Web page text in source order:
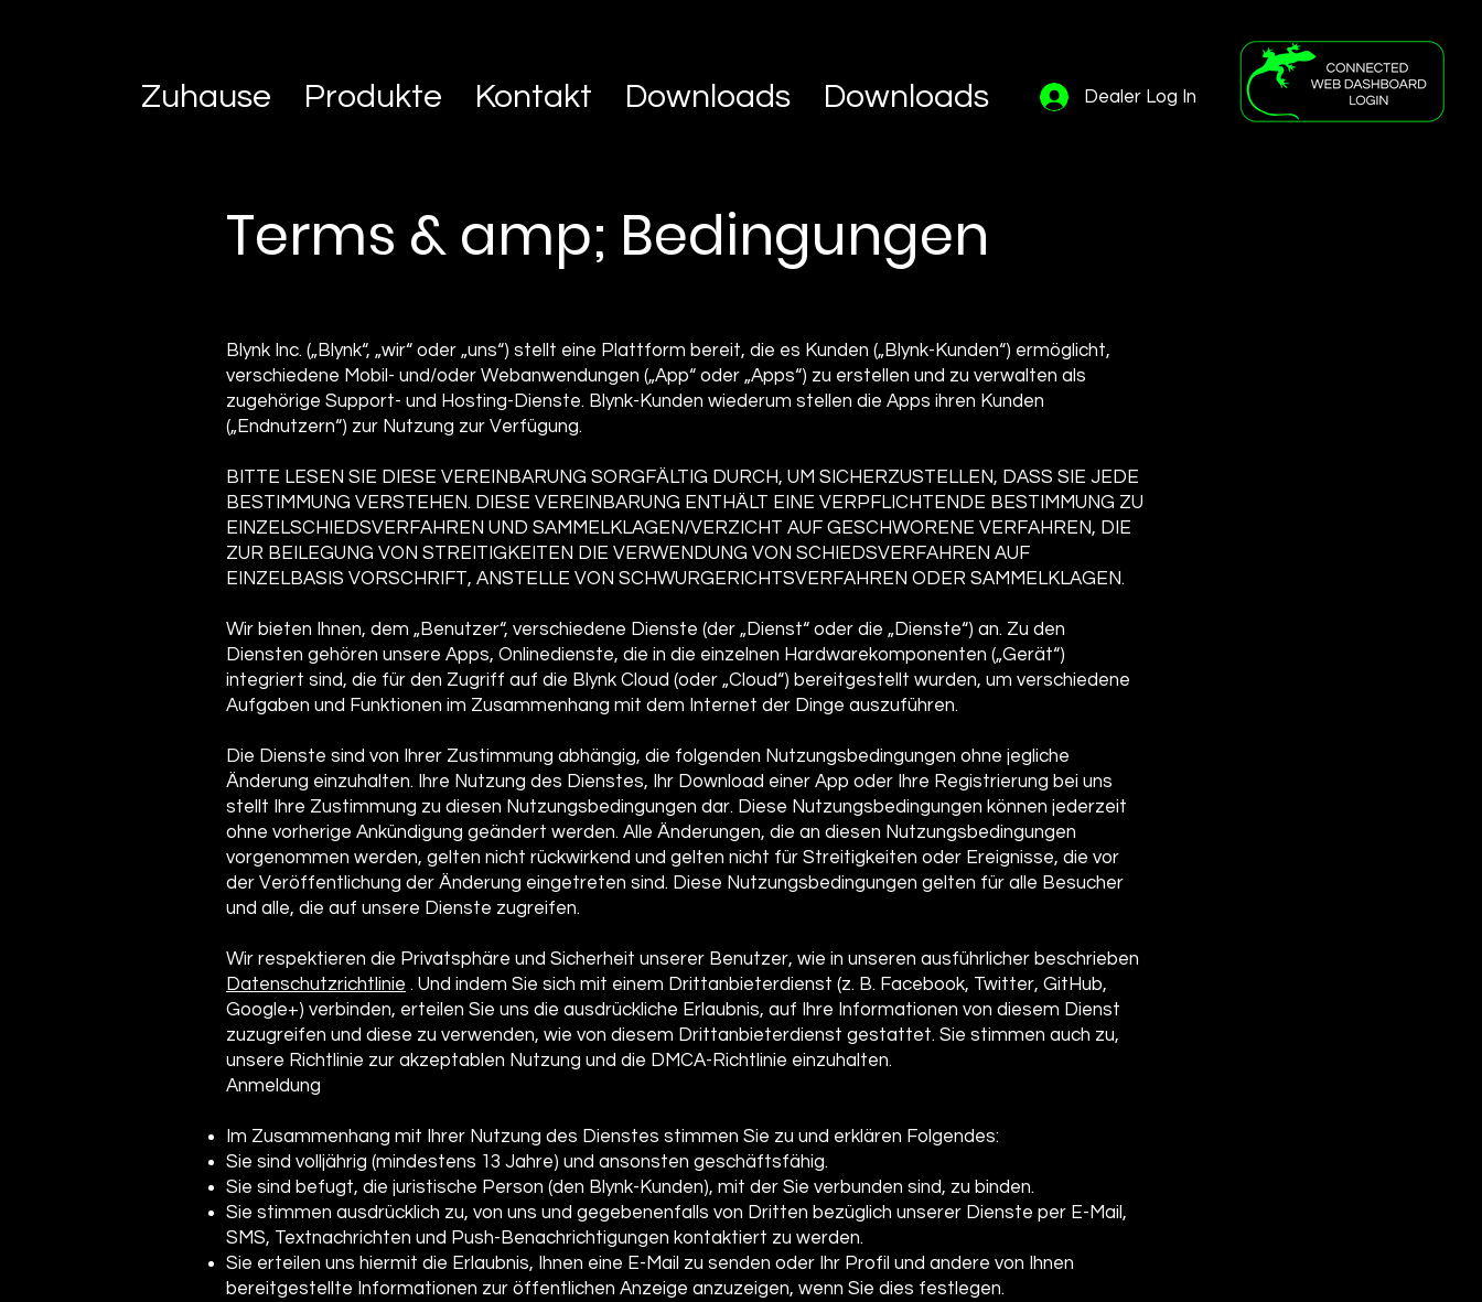
Zuhause Produkte Kontakt Downloads Downloads Dealer Log In
Terms & amp; Bedingungen
Blynk Inc. („Blynk“, „wir“ oder „uns“) stellt eine Plattform bereit, die es Kunden („Blynk-Kunden“) ermöglicht,
verschiedene Mobil- und/oder Webanwendungen („App“ oder „Apps“) zu erstellen und zu verwalten als
zugehörige Support- und Hosting-Dienste. Blynk-Kunden wiederum stellen die Apps ihren Kunden
(„Endnutzern“) zur Nutzung zur Verfügung.
BITTE LESEN SIE DIESE VEREINBARUNG SORGFÄLTIG DURCH, UM SICHERZUSTELLEN, DASS SIE JEDE
BESTIMMUNG VERSTEHEN. DIESE VEREINBARUNG ENTHÄLT EINE VERPFLICHTENDE BESTIMMUNG ZU
EINZELSCHIEDSVERFAHREN UND SAMMELKLAGEN/VERZICHT AUF GESCHWORENE VERFAHREN, DIE
ZUR BEILEGUNG VON STREITIGKEITEN DIE VERWENDUNG VON SCHIEDSVERFAHREN AUF
EINZELBASIS VORSCHRIFT, ANSTELLE VON SCHWURGERICHTSVERFAHREN ODER SAMMELKLAGEN.
Wir bieten Ihnen, dem „Benutzer“, verschiedene Dienste (der „Dienst“ oder die „Dienste“) an. Zu den
Diensten gehören unsere Apps, Onlinedienste, die in die einzelnen Hardwarekomponenten („Gerät“)
integriert sind, die für den Zugriff auf die Blynk Cloud (oder „Cloud“) bereitgestellt wurden, um verschiedene
Aufgaben und Funktionen im Zusammenhang mit dem Internet der Dinge auszuführen.
Die Dienste sind von Ihrer Zustimmung abhängig, die folgenden Nutzungsbedingungen ohne jegliche
Änderung einzuhalten. Ihre Nutzung des Dienstes, Ihr Download einer App oder Ihre Registrierung bei uns
stellt Ihre Zustimmung zu diesen Nutzungsbedingungen dar. Diese Nutzungsbedingungen können jederzeit
ohne vorherige Ankündigung geändert werden. Alle Änderungen, die an diesen Nutzungsbedingungen
vorgenommen werden, gelten nicht rückwirkend und gelten nicht für Streitigkeiten oder Ereignisse, die vor
der Veröffentlichung der Änderung eingetreten sind. Diese Nutzungsbedingungen gelten für alle Besucher
und alle, die auf unsere Dienste zugreifen.
Wir respektieren die Privatsphäre und Sicherheit unserer Benutzer, wie in unseren ausführlicher beschrieben
Datenschutzrichtlinie . Und indem Sie sich mit einem Drittanbieterdienst (z. B. Facebook, Twitter, GitHub,
Google+) verbinden, erteilen Sie uns die ausdrückliche Erlaubnis, auf Ihre Informationen von diesem Dienst
zuzugreifen und diese zu verwenden, wie von diesem Drittanbieterdienst gestattet. Sie stimmen auch zu,
unsere Richtlinie zur akzeptablen Nutzung und die DMCA-Richtlinie einzuhalten.
Anmeldung
Im Zusammenhang mit Ihrer Nutzung des Dienstes stimmen Sie zu und erklären Folgendes:
Sie sind volljährig (mindestens 13 Jahre) und ansonsten geschäftsfähig.
Sie sind befugt, die juristische Person (den Blynk-Kunden), mit der Sie verbunden sind, zu binden.
Sie stimmen ausdrücklich zu, von uns und gegebenenfalls von Dritten bezüglich unserer Dienste per E-Mail,
SMS, Textnachrichten und Push-Benachrichtigungen kontaktiert zu werden.
Sie erteilen uns hiermit die Erlaubnis, Ihnen eine E-Mail zu senden oder Ihr Profil und andere von Ihnen
bereitgestellte Informationen zur öffentlichen Anzeige anzuzeigen, wenn Sie dies festlegen.